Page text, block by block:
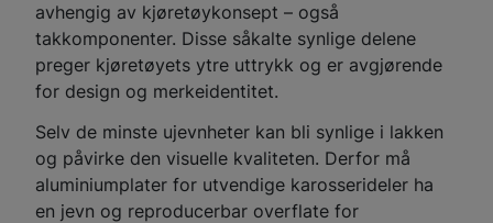
avhengig av kjøretøykonsept – også
takkomponenter. Disse såkalte synlige delene
preger kjøretøyets ytre uttrykk og er avgjørende
for design og merkeidentitet.
Selv de minste ujevnheter kan bli synlige i lakken
og påvirke den visuelle kvaliteten. Derfor må
aluminiumplater for utvendige karosserideler ha
en jevn og reproducerbar overflate for